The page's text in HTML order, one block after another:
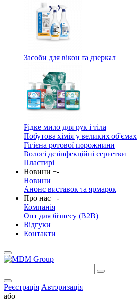
Засоби для вікон та дзеркал
Рідке мило для рук і тіла
Побутова хімія у великих об'ємах
Гігієна ротової порожнини
Вологі дезінфекційні серветки
Пластирі
Новини +-
Новини
Анонс виставок та ярмарок
Про нас +-
Компанія
Опт для бізнесу (B2B)
Відгуки
Контакти
Реєстрація Авторизація
або